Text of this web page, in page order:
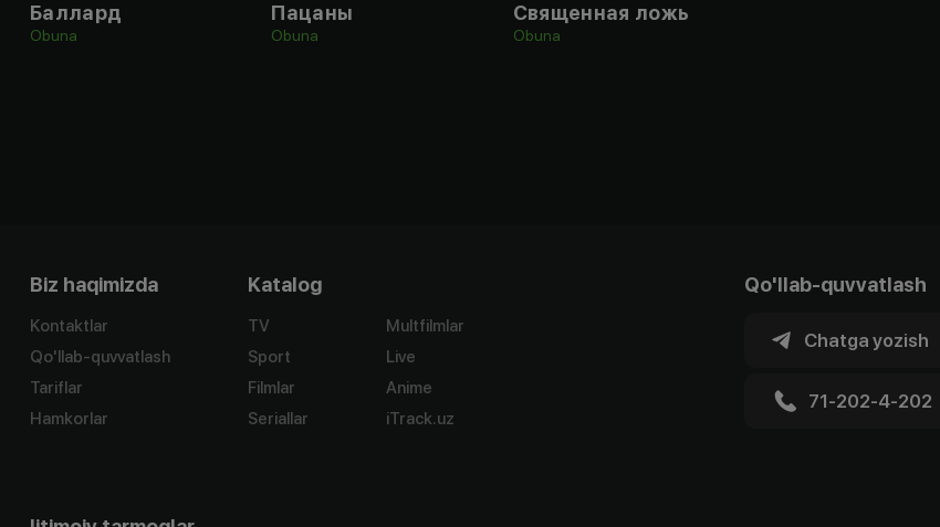
Баллард
Obuna
Пацаны
Obuna
Священная ложь
Obuna
Biz haqimizda
Kontaktlar
Qo'llab-quvvatlash
Tariflar
Hamkorlar
Katalog
TV
Sport
Filmlar
Seriallar
Multfilmlar
Live
Anime
iTrack.uz
Qo'llab-quvvatlash
Chatga yozish
71-202-4-202